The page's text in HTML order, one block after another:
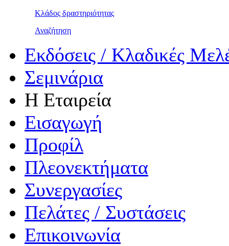
Κλάδος δραστηριότητας
Αναζήτηση
Εκδόσεις / Κλαδικές
Σεμινάρια
Η Εταιρεία
Εισαγωγή
Προφίλ
Πλεονεκτήματα
Συνεργασίες
Πελάτες / Συστάσεις
Επικοινωνία